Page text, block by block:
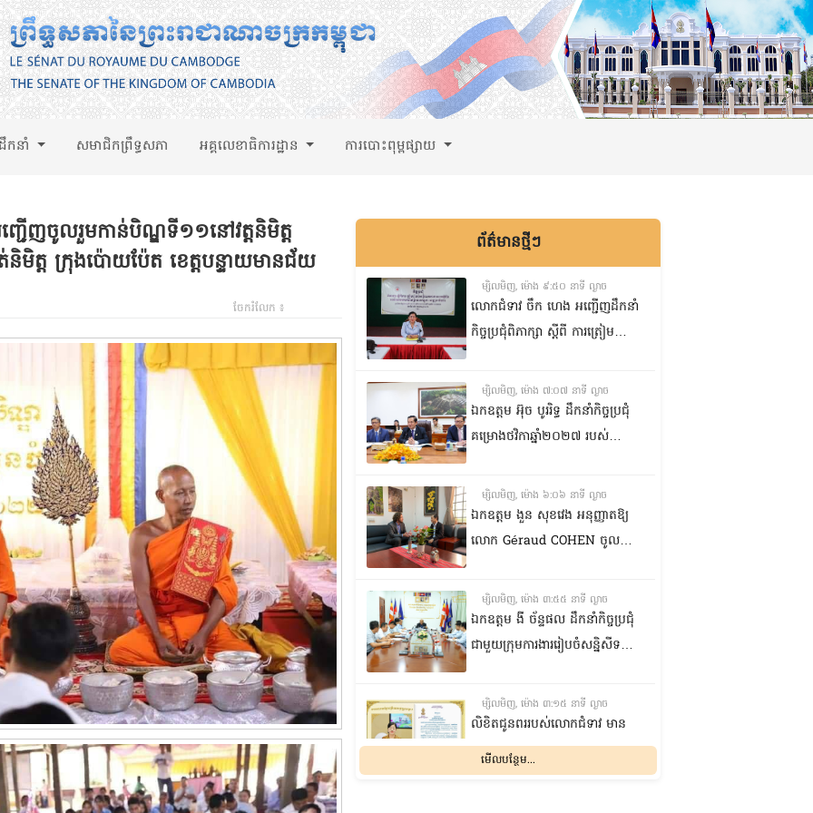
កនាំ សមាជិកព្រឹទ្ធសភា អគ្គលេខាធិការដ្ឋាន ការបោះពុម្ពផ្សាយ
េីញចូលរួមកាន់បិណ្ឌទី១១នៅវត្តនិមិត្ត
មិត្ត ក្រុងប៉ោយប៉ែត ខេត្តបន្ទាយមានជ័យ
ចែករំលែក ៖
ព័ត៌មានថ្មីៗ
ម្សិលមិញ, ម៉ោង ៩:៥០ នាទី ល្ងាច
លោកជំទាវ ចឹក ហេង អញ្ជើញ​ដឹកនាំ
កិច្ចប្រជុំពិភាក្សា ស្តីពី ការត្រៀម
របស់សាខាកាកបាទក្រហមកម្ពុជា
ខេត្តព្រះវិហារ
ម្សិលមិញ, ម៉ោង ៧:០៧ នាទី ល្ងាច
ឯកឧត្តម អ៊ុច បូររិទ្ធ ដឹកនាំកិច្ចប្រជុំ
គម្រោងថវិកាឆ្នាំ២០២៧ របស់
សេដ្ឋកិច្ចនិងហិរញ្ញវត្ថុ
ម្សិលមិញ, ម៉ោង ៦:០៦ នាទី ល្ងាច
ឯកឧត្តម ងួន សុខវេង អនុញ្ញាតឱ្យ
លោក Géraud COHEN ចូលជួប
ម្សិលមិញ, ម៉ោង ៣:៥៥ នាទី ល្ងាច
ឯកឧត្តម ងី ច័ន្ទផល ដឹកនាំកិច្ចប្រជុំ
ជាមួយក្រុមការងាររៀបចំសន្និសីទ
ដែលបាននិងកំពុងអនុវត្ត
ម្សិលមិញ, ម៉ោង ៣:១៥ នាទី ល្ងាច
លិខិតជូនពររបស់លោកជំទាវ មាន
សំអាន ប្រធានក្រុម​សមាជិកា
ព្រឹទ្ធសភា​ គោរពជូន លោកជំទាវ
មើលបន្ថែម...